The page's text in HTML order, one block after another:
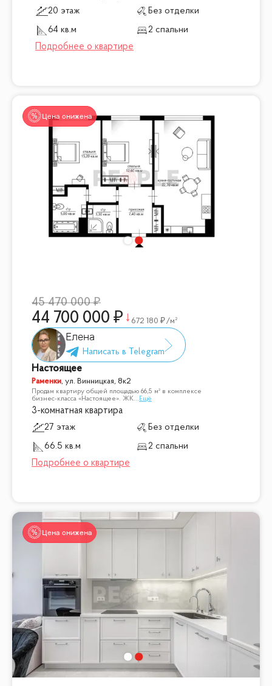
20 этаж
Без отделки
64 кв.м
2 спальни
Цена снижена
45 470 000
44 700 000 672 180 /м²
Елена
Настоящее
Раменки,ул. Винницкая, 8к2
Продам квартиру общей площадью 66,5 м² в комплексе
бизнес-класса «Настоящее». ЖК... Ещё
3-комнатная квартира
27 этаж
Без отделки
66.5 кв.м
2 спальни
Цена снижена